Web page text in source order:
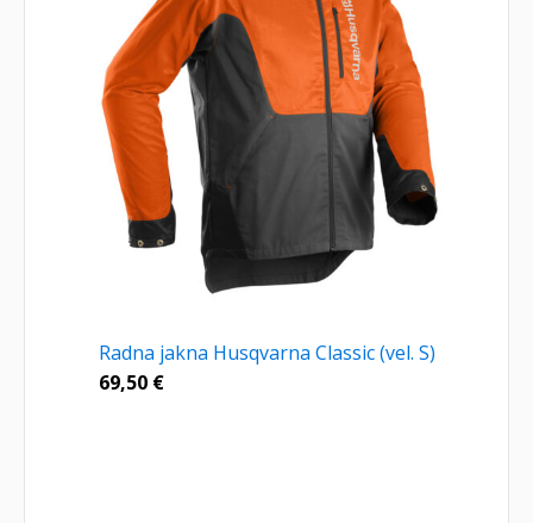
Radna jakna Husqvarna Classic (vel. S)
69,50 €